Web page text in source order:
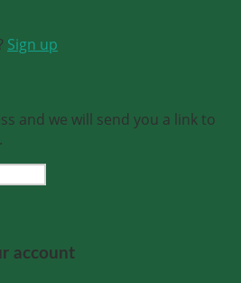
Sign up
and we will send you a link to
account